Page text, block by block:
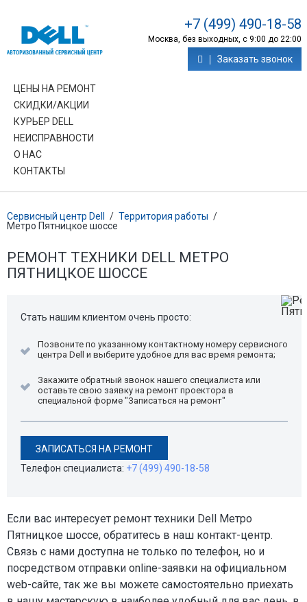
+7 (499) 490-18-58
Москва, без выходных, с 9:00 до 22:00
Заказать звонок
ЦЕНЫ НА РЕМОНТ
СКИДКИ/АКЦИИ
КУРЬЕР DELL
НЕИСПРАВНОСТИ
О НАС
КОНТАКТЫ
Сервисный центр Dell / Территория работы /
Метро Пятницкое шоссе
РЕМОНТ ТЕХНИКИ DELL МЕТРО
ПЯТНИЦКОЕ ШОССЕ
Стать нашим клиентом очень просто:
Позвоните по указанному контактному номеру сервисного
центра Dell и выберите удобное для вас время ремонта;
Закажите обратный звонок нашего специалиста или
оставьте свою заявку на ремонт проектора в
специальной форме "Записаться на ремонт"
ЗАПИСАТЬСЯ НА РЕМОНТ
Телефон специалиста: +7 (499) 490-18-58
Если вас интересует ремонт техники Dell Метро
Пятницкое шоссе, обратитесь в наш контакт-центр.
Связь с нами доступна не только по телефон, но и
посредством отправки online-заявки на официальном
web-сайте, так же вы можете самостоятельно приехать